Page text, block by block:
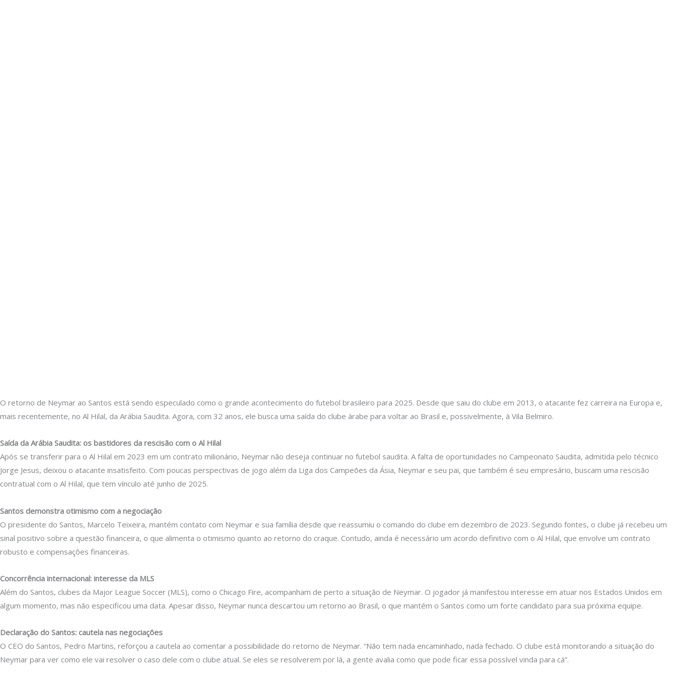
O retorno de Neymar ao Santos está sendo especulado como o grande acontecimento do futebol brasileiro para 2025. Desde que saiu do clube em 2013, o atacante fez carreira na Europa e,
mais recentemente, no Al Hilal, da Arábia Saudita. Agora, com 32 anos, ele busca uma saída do clube árabe para voltar ao Brasil e, possivelmente, à Vila Belmiro.
Saída da Arábia Saudita: os bastidores da rescisão com o Al Hilal
Após se transferir para o Al Hilal em 2023 em um contrato milionário, Neymar não deseja continuar no futebol saudita. A falta de oportunidades no Campeonato Saudita, admitida pelo técnico
Jorge Jesus, deixou o atacante insatisfeito. Com poucas perspectivas de jogo além da Liga dos Campeões da Ásia, Neymar e seu pai, que também é seu empresário, buscam uma rescisão
contratual com o Al Hilal, que tem vínculo até junho de 2025.
Santos demonstra otimismo com a negociação
O presidente do Santos, Marcelo Teixeira, mantém contato com Neymar e sua família desde que reassumiu o comando do clube em dezembro de 2023. Segundo fontes, o clube já recebeu um
sinal positivo sobre a questão financeira, o que alimenta o otimismo quanto ao retorno do craque. Contudo, ainda é necessário um acordo definitivo com o Al Hilal, que envolve um contrato
robusto e compensações financeiras.
Concorrência internacional: interesse da MLS
Além do Santos, clubes da Major League Soccer (MLS), como o Chicago Fire, acompanham de perto a situação de Neymar. O jogador já manifestou interesse em atuar nos Estados Unidos em
algum momento, mas não especificou uma data. Apesar disso, Neymar nunca descartou um retorno ao Brasil, o que mantém o Santos como um forte candidato para sua próxima equipe.
Declaração do Santos: cautela nas negociações
O CEO do Santos, Pedro Martins, reforçou a cautela ao comentar a possibilidade do retorno de Neymar. “Não tem nada encaminhado, nada fechado. O clube está monitorando a situação do
Neymar para ver como ele vai resolver o caso dele com o clube atual. Se eles se resolverem por lá, a gente avalia como que pode ficar essa possível vinda para cá”.